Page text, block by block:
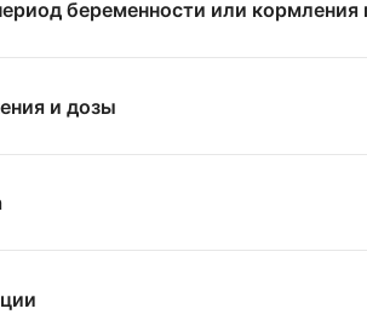
беременности или кормления
и дозы